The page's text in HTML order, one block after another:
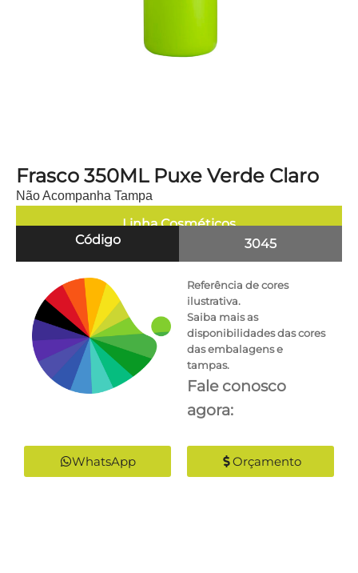
Frasco 350ML Puxe Verde Claro
Não Acompanha Tampa
Linha Cosméticos
Código
3045
Referência de cores
ilustrativa.
Saiba mais as
disponibilidades das cores
das embalagens e
tampas.
Fale conosco
agora:
WhatsApp Orçamento